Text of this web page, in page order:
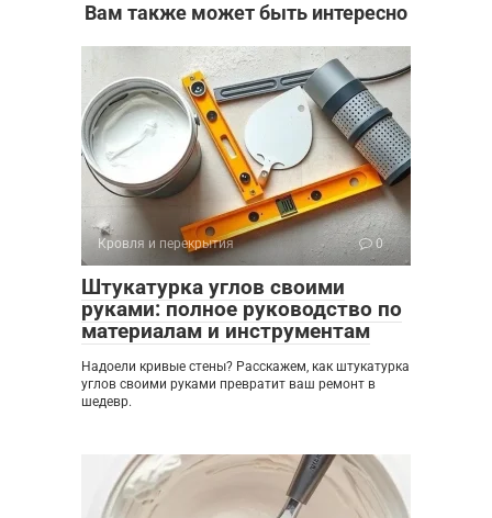
Вам также может быть интересно
Кровля и перекрытия 0
Штукатурка углов своими
руками: полное руководство по
материалам и инструментам
Надоели кривые стены? Расскажем, как штукатурка
углов своими руками превратит ваш ремонт в
шедевр.